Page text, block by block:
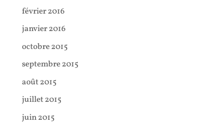
février 2016
janvier 2016
octobre 2015
septembre 2015
août 2015
juillet 2015
juin 2015